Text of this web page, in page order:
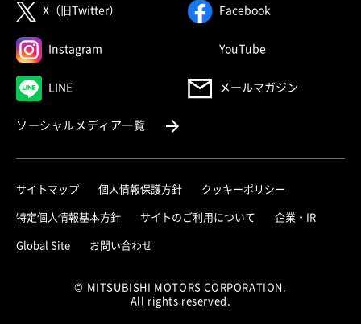
X（旧Twitter） （別ウィンドウで開く）Facebook（別ウィンドウ
Instagram （別ウィンドウで開く）YouTube（別ウィンドウで
LINE（別ウィンドウで開く） メールマガジン
ソーシャルメディア一覧（別ウィンドウで開く）
サイトマップ 個人情報保護方針 クッキーポリシー
特定個人情報基本方針 サイトのご利用について 企業・IR（別ウィ
Global Site （別ウィンドウで開く）
お問い合わせ
© MITSUBISHI MOTORS CORPORATION.
All rights reserved.